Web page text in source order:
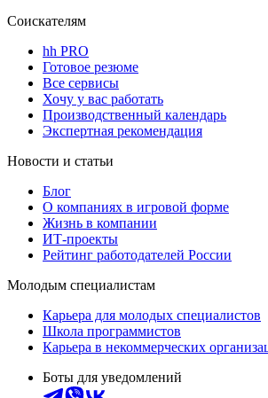
Соискателям
hh PRO
Готовое резюме
Все сервисы
Хочу у вас работать
Производственный календарь
Экспертная рекомендация
Новости и статьи
Блог
О компаниях в игровой форме
Жизнь в компании
ИТ-проекты
Рейтинг работодателей России
Молодым специалистам
Карьера для молодых специалистов
Школа программистов
Карьера в некоммерческих
Боты для уведомлений